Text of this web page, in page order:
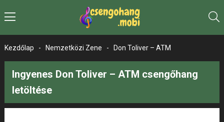
Kezdőlap - Nemzetközi Zene - Don Toliver – ATM
Ingyenes Don Toliver – ATM csengőhang
letöltése